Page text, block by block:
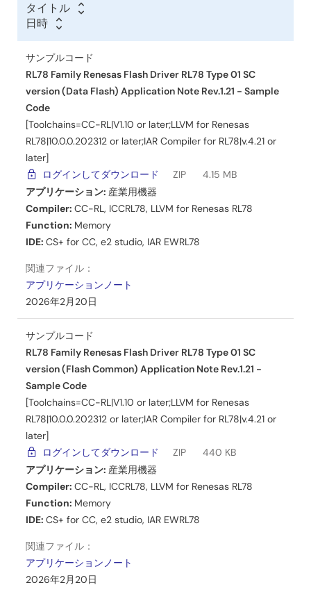
関連ファイル：
サンプルコード
アプリケーションノート
RL78ファミリ Renesas Flash Driver RL78 Type11 SC対応仕
様(Data Flash) アプリケーションノート Rev.1.00
PDF
2.64 MB English
関連ファイル：
サンプルコード
2025年10月20日
ツールニュース－リリース
【Web公開】 RL78/L23用 Renesas Flash Driver RL78
PDF
246 KB
Renesas Flash Driver RL78 Type11 SC対応仕様版は、
うソフトウェアのスマートコンフィグレータ対応版です。
書き換える対象毎にコンポーネントが用意されており、ス
マートコンフィグレータを使用して、書き換える対象のコ
ンポーネントをプロジェクトに組み込むことができます。
2025年10月20日
ツールニュース－リリース
【Web公開】 RL78/F25用 Renesas Flash Driver RL78
Type03 SC対応仕様 アプリケーションノート V1.10
PDF
239 KB
English
2025年9月24日
ツールニュース－リリース
【Web公開】 RL78/F25用 Renesas Flash Driver RL78
Type03 V1.00、EEPROM Emulation Software RL78
Type03 V1.00
タ
イ
ト
ル
タイトル
日
日
日時
サンプルコード
RL78 Family Renesas Flash Driver RL78 Type 01 SC
version (Data Flash) Application Note Rev.1.21 - Sample
Code
[Toolchains=CC-RL|V1.10 or later;LLVM for Renesas
RL78|10.0.0.202312 or later;IAR Compiler for RL78|v.4.21 or
later]
ログインしてダウンロード
ZIP
4.15 MB
アプリケーション: 産業用機器
Compiler: CC-RL, ICCRL78, LLVM for Renesas RL78
Function: Memory
IDE: CS+ for CC, e2 studio, IAR EWRL78
関連ファイル：
アプリケーションノート
2026年2月20日
サンプルコード
RL78 Family Renesas Flash Driver RL78 Type 01 SC
version (Flash Common) Application Note Rev.1.21 -
Sample Code
[Toolchains=CC-RL|V1.10 or later;LLVM for Renesas
RL78|10.0.0.202312 or later;IAR Compiler for RL78|v.4.21 or
later]
ログインしてダウンロード
ZIP
440 KB
アプリケーション: 産業用機器
Compiler: CC-RL, ICCRL78, LLVM for Renesas RL78
Function: Memory
IDE: CS+ for CC, e2 studio, IAR EWRL78
関連ファイル：
アプリケーションノート
2026年2月20日